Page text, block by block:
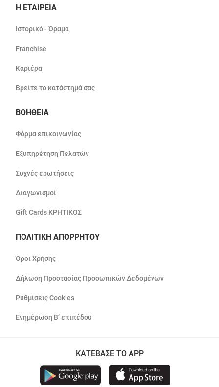
Η ΕΤΑΙΡΕΙΑ
Ιστορικό - Όραμα
Franchise
Καριέρα
Βρείτε το κατάστημά σας
ΒΟΗΘΕΙΑ
Φόρμα επικοινωνίας
Εξυπηρέτηση Πελατών
Συχνές ερωτήσεις
Διαγωνισμοί
Gift Cards ΚΡΗΤΙΚΟΣ
ΠΟΛΙΤΙΚΗ ΑΠΟΡΡΗΤΟΥ
Όροι Χρήσης
Δήλωση Προστασίας Προσωπικών Δεδομένων
Ρυθμίσεις Cookies
Ενημέρωση Β’ επιπέδου
ΚΑΤΕΒΑΣΕ ΤΟ APP